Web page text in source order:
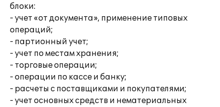
блоки:
- учет «от документа», применение типовых
операций;
- партионный учет;
- учет по местам хранения;
- торговые операции;
- операции по кассе и банку;
- расчеты с поставщиками и покупателями;
- учет основных средств и нематериальных